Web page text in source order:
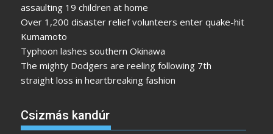
assaulting 19 children at home
Over 1,200 disaster relief volunteers enter quake-hit
Kumamoto
Typhoon lashes southern Okinawa
The mighty Dodgers are reeling following 7th
straight loss in heartbreaking fashion
Csizmás kandúr